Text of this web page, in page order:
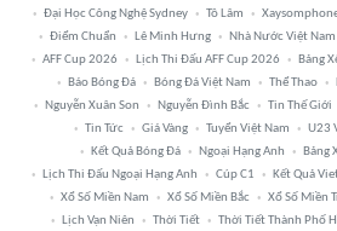
Đại Học Công Nghệ Sydney
Tô Lâm
Điểm Chuẩn
Lê Minh Hưng Nhà Nước Việt Nam
AFF Cup 2026
Lịch Thi Đấu AFF Cup 2026 Bảng
Báo Bóng Đá
Bóng Đá Việt Nam Thể Thao
Nguyễn Xuân Son
Nguyễn Đình Bắc Tin Thế Giới
Tin Tức
Giá Vàng Tuyển Việt Nam U23
Kết Quả Bóng Đá
Ngoại Hạng Anh
Bảng
Lịch Thi Đấu Ngoại Hạng Anh
Cúp C1 Kết Quả
Xổ Số Miền Nam
Xổ Số Miền Bắc Xổ Số Miền
Lịch Vạn Niên
Thời Tiết Thời Tiết Thành Phố